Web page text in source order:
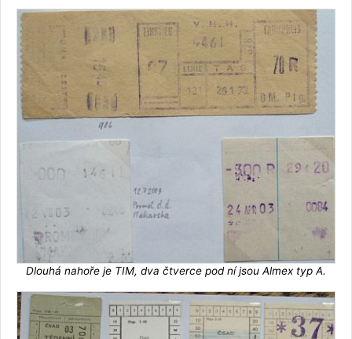
Dlouhá nahoře je TIM, dva čtverce pod ní jsou Almex typ A.